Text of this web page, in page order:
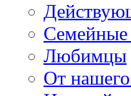
Семейные
Любимцы
От нашего